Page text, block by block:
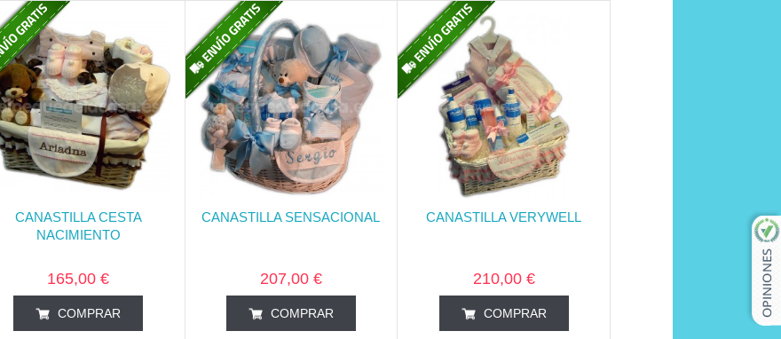
CANASTILLA CESTA
NACIMIENTO
165,00 €
COMPRAR
CANASTILLA SENSACIONAL
207,00 €
COMPRAR
CANASTILLA VERYWELL
210,00 €
COMPRAR